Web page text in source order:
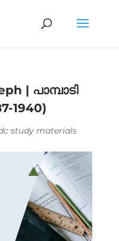
| പാമ്പാടി
study materials